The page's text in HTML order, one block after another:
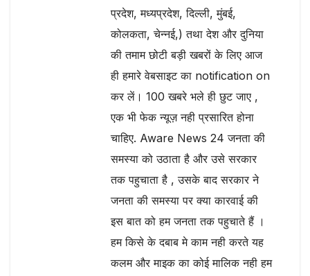
प्रदेश, मध्यप्रदेश, दिल्ली, मुंबई,
कोलकता, चेन्नई,) तथा देश और दुनिया
की तमाम छोटी बड़ी खबरों के लिए आज
ही हमारे वेबसाइट का notification on
कर लें। 100 खबरे भले ही छुट जाए ,
एक भी फेक न्यूज़ नही प्रसारित होना
चाहिए. Aware News 24 जनता की
समस्या को उठाता है और उसे सरकार
तक पहुचाता है , उसके बाद सरकार ने
जनता की समस्या पर क्या कारवाई की
इस बात को हम जनता तक पहुचाते हैं ।
हम किसे के दबाब मे काम नही करते यह
कलम और माइक का कोई मालिक नही हम